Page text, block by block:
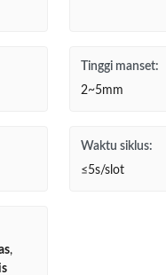
Tinggi manset:
2~5mm
Waktu siklus:
≤5s/slot
,